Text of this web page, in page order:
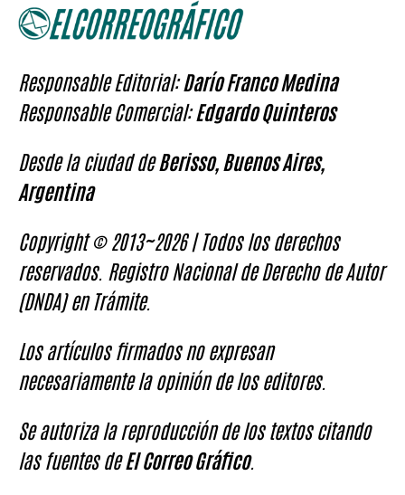
Responsable Editorial:Darío Franco Medina
Responsable Comercial:Edgardo Quinteros
Desde la ciudad deBerisso, Buenos Aires,
Argentina
Copyright © 2013~2026 | Todos los derechos
reservados. Registro Nacional de Derecho de Autor
(DNDA) en Trámite.
Los artículos firmados no expresan
necesariamente la opinión de los editores.
Se autoriza la reproducción de los textos citando
las fuentes deEl Correo Gráfico.